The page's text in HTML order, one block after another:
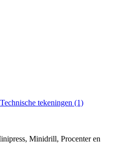
Technische tekeningen (1)
Minidrill, Procenter en